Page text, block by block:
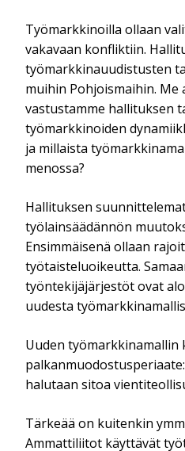
Työmarkkinoilla ollaan
vakavaan konfliktiin.
työmarkkinauudistusten
muihin Pohjoismaihin. Me
vastustamme hallituksen
työmarkkinoiden
ja millaista
menossa?
Hallituksen
työlainsäädännön
Ensimmäisenä ollaan
työtaisteluoikeutta.
työntekijäjärjestöt ovat
uudesta
Uuden työmarkkinamallin
halutaan sitoa
Tärkeää on kuitenkin
Ammattiliitot käyttävät